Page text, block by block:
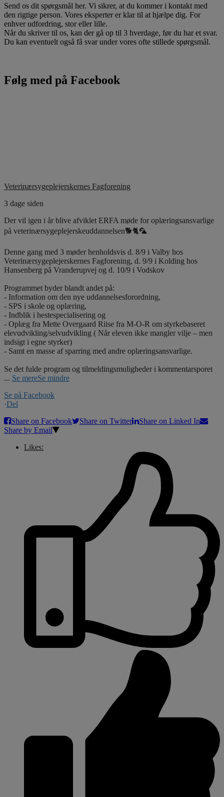
Send os dit spørgsmål her. Vi sikrer, at du kommer i kontakt med
den rigtige person. Vores eksperter er klar til at hjælpe dig. For
enhver udfordring, stor eller lille.
Når du skriver til os, kan der gå op til 3 hverdage, før du har et svar.
Du kan eventuelt også få svar under vores ofte stillede spørgsmål.
Følg med på Facebook
Veterinærsygeplejerskernes Fagforening
3 dage siden
Der vil igen i år blive afviklet ERFA møde for oplæringsansvarlige
på veterinærsygeplejerskeuddannelsen🐕🐈🦜
Denne gang med 3 møder henholdsvis d. 8/9 i Valby hos
Veterinærsygeplejerskernes Fagforening, d. 9/9 i Kolding hos
Hansenberg på Vranderupvej og d. 10/9 i Vodskov
Programmet byder blandt andet på:
- Information om den nye uddannelsesforordning,
- SPS i skole og oplæring,
- Indblik i hestespecialisering og
- Oplæg fra Mette Overgaard Riise fra M-O-R om styrkebaseret
elevudvikling/selvudvikling ( Når eleven ikke mangler vilje – men
indsigt i egne styrker)
- Samt en masse af sparring med andre oplæringsansvarlige.
Se det fulde program og tilmeldingsmuligheder i kommentarsporet
... Se mereSe mindre
Se på Facebook
·Del
Share on Facebook
Share on Twitter
Share on Linked In
Share by Email
Likes: